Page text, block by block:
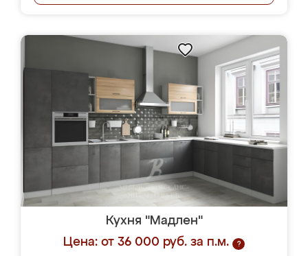
Кухня "Мадлен"
Цена: от 36 000 руб. за п.м.
?